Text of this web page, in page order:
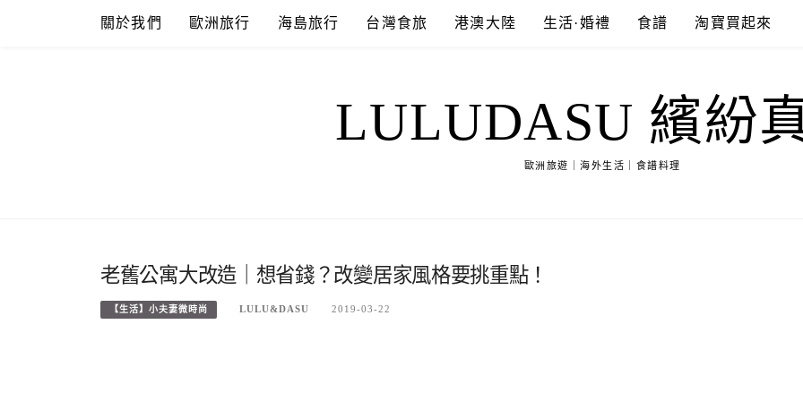
關於我們 歐洲旅行 海島旅行 台灣食旅 港澳大陸 生活·婚禮 食譜 淘寶買起來
LULUDASU 繽紛
歐洲旅遊｜海外生活｜食譜料理
老舊公寓大改造｜想省錢？改變居家風格要挑重點！
【生活】小夫妻微時尚 LULU&DASU 2019-03-22